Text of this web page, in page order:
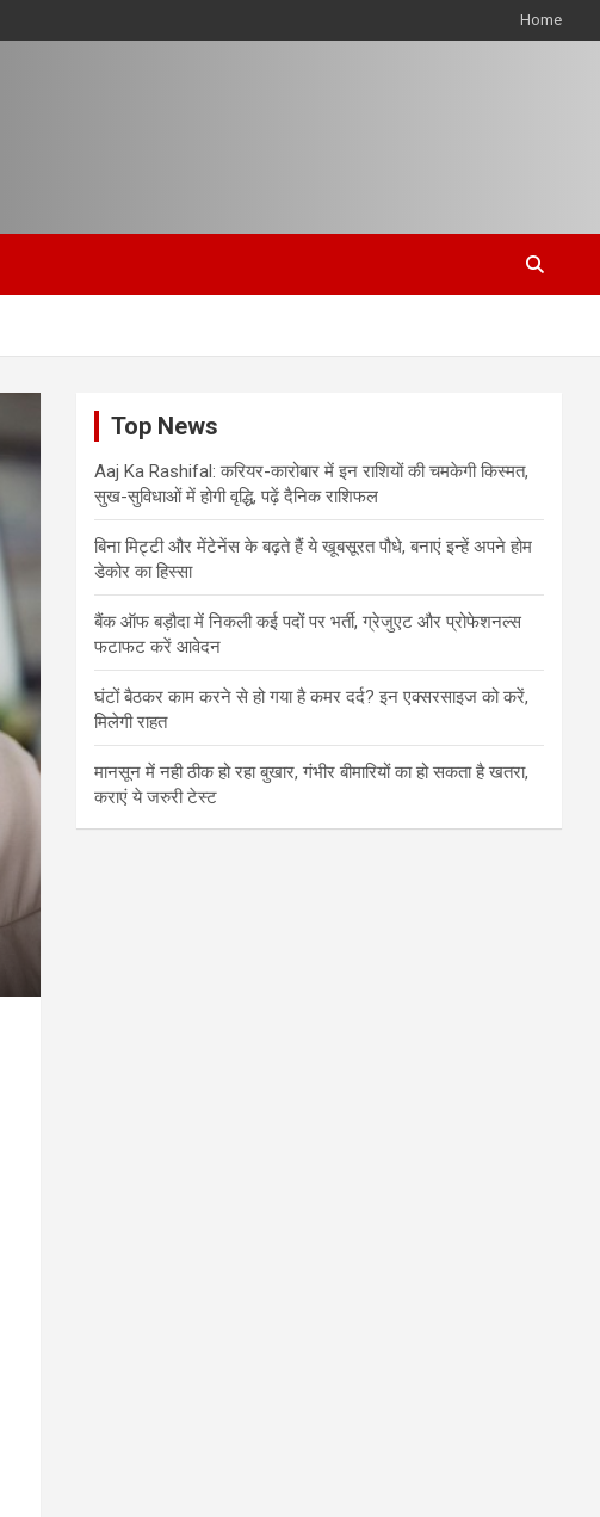
Home
Top News
Aaj Ka Rashifal: करियर-कारोबार में इन राशियों की चमकेगी किस्मत,
सुख-सुविधाओं में होगी वृद्धि, पढ़ें दैनिक राशिफल
बिना मिट्टी और मेंटेनेंस के बढ़ते हैं ये खूबसूरत पौधे, बनाएं इन्‍हें अपने होम
डेकोर का हिस्‍सा
बैंक ऑफ बड़ौदा में निकली कई पदों पर भर्ती, ग्रेजुएट और प्रोफेशनल्स
फटाफट करें आवेदन
घंटों बैठकर काम करने से हो गया है कमर दर्द? इन एक्सरसाइज को करें,
मिलेगी राहत
मानसून में नही ठीक हो रहा बुखार, गंभीर बीमारियों का हो सकता है खतरा,
कराएं ये जरुरी टेस्ट